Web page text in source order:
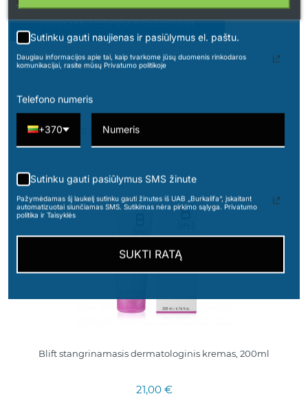
PARAŠYKITE SAVO ATSILIEPIMĄ
16 kitos prekės toje pačioje kategorijoje:
Blift stangrinamasis dermatologinis kremas, 200ml
21,00 €
Sutinku gauti naujienas ir pasiūlymus el. paštu.
Daugiau informacijos apie tai, kaip tvarkome jūsų duomenis rinkodaros
komunikacijai, rasite mūsų Privatumo politikoje
Telefono numeris
+370
Sutinku gauti pasiūlymus SMS žinute
Pažymėdamas šį laukelį sutinku gauti žinutes iš UAB „Burkalifa“, įskaitant
automatizuotai siunčiamas SMS. Sutikimas nėra pirkimo sąlyga. Privatumo
politika ir Taisyklės
SUKTI RATĄ